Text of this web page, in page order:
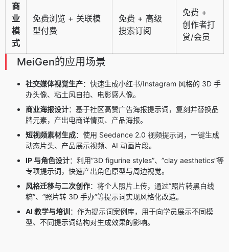
商
业
模
式
免费浏览 + 关联模
型付费
免费 + 高级
搜索订阅
免费 +
创作者打
赏/会员
MeiGen的应用场景
社交媒体视觉生产：快速生成小红书/Instagram 风格的 3D 手
办头像、粘土风自拍、电影感人像。
商业海报设计：基于社区高赞广告海报提示词，复刻并替换品
牌元素，产出电商详情页、产品海报。
短视频素材生成：使用 Seedance 2.0 视频提示词，一键生成
动态片头、产品展示视频、AI 动画片段。
IP 与角色设计：利用”3D figurine styles”、”clay aesthetics”等
专项提示词，快速产出角色原型与周边视觉。
风格迁移与二次创作：将个人照片上传，通过”照片转黑白线
稿”、”照片转 3D 手办”等提示词实现风格化改造。
AI 教学与培训 ：作为提示词案例库，用于向学员展示不同模
型、不同提示词结构对生成效果的影响。